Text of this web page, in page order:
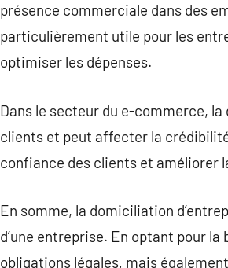
présence commerciale dans des
particulièrement utile pour les
optimiser les dépenses.
Dans le secteur du e-commerce,
clients et peut affecter la
confiance des clients et améliorer
En somme, la domiciliation
d’une entreprise. En optant pour
obligations légales, mais